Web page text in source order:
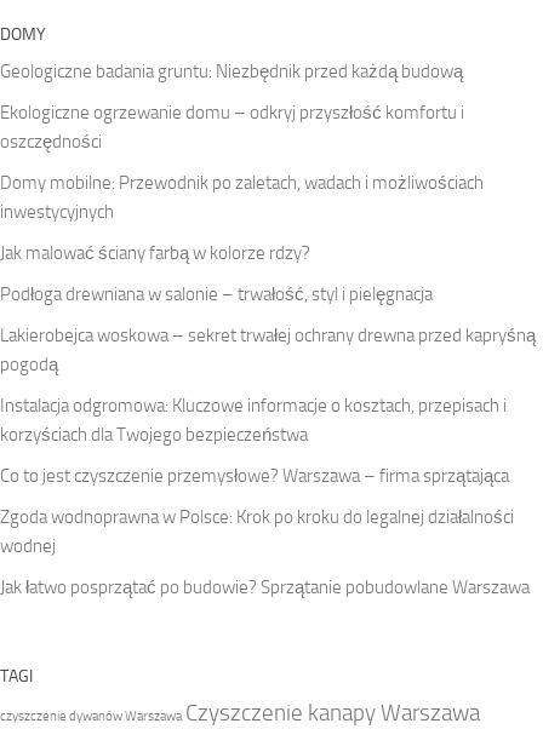
DOMY
Geologiczne badania gruntu: Niezbędnik przed każdą budową
Ekologiczne ogrzewanie domu – odkryj przyszłość komfortu i
oszczędności
Domy mobilne: Przewodnik po zaletach, wadach i możliwościach
inwestycyjnych
Jak malować ściany farbą w kolorze rdzy?
Podłoga drewniana w salonie – trwałość, styl i pielęgnacja
Lakierobejca woskowa – sekret trwałej ochrany drewna przed kapryśną
pogodą
Instalacja odgromowa: Kluczowe informacje o kosztach, przepisach i
korzyściach dla Twojego bezpieczeństwa
Co to jest czyszczenie przemysłowe? Warszawa – firma sprzątająca
Zgoda wodnoprawna w Polsce: Krok po kroku do legalnej działalności
wodnej
Jak łatwo posprzątać po budowie? Sprzątanie pobudowlane Warszawa
TAGI
czyszczenie dywanów Warszawa Czyszczenie kanapy Warszawa